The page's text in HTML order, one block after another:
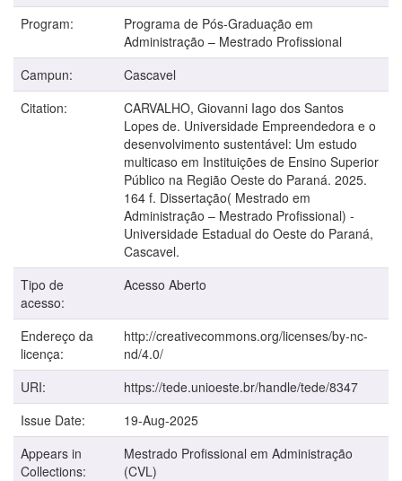
Program:
Programa de Pós-Graduação em
Administração – Mestrado Profissional
Campun:
Cascavel
Citation:
CARVALHO, Giovanni Iago dos Santos
Lopes de. Universidade Empreendedora e o
desenvolvimento sustentável: Um estudo
multicaso em Instituições de Ensino Superior
Público na Região Oeste do Paraná. 2025.
164 f. Dissertação( Mestrado em
Administração – Mestrado Profissional) -
Universidade Estadual do Oeste do Paraná,
Cascavel.
Tipo de
acesso:
Acesso Aberto
Endereço da
licença:
http://creativecommons.org/licenses/by-nc-
nd/4.0/
URI:
https://tede.unioeste.br/handle/tede/8347
Issue Date:
19-Aug-2025
Appears in
Collections:
Mestrado Profissional em Administração
(CVL)